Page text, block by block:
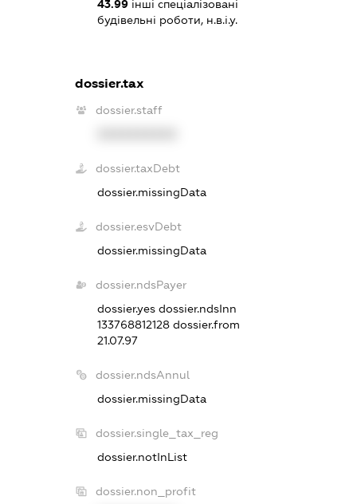
43.99 інші спеціалізовані
будівельні роботи, н.в.і.у.
dossier.tax
dossier.staff
dossier.taxDebt
dossier.missingData
dossier.esvDebt
dossier.missingData
dossier.ndsPayer
dossier.yesdossier.ndsInn
133768812128dossier.from
21.07.97
dossier.ndsAnnul
dossier.missingData
dossier.single_tax_reg
dossier.notInList
dossier.non_profit